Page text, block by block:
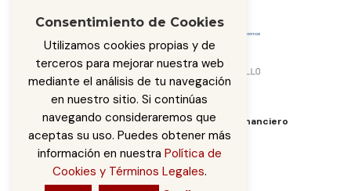
Órgano de administración del fondo financiero
Consentimiento de Cookies
Utilizamos cookies propias y de
terceros para mejorar nuestra web
mediante el análisis de tu navegación
en nuestro sitio. Si continúas
navegando consideraremos que
aceptas su uso. Puedes obtener más
información en nuestra Política de
Cookies y Términos Legales.